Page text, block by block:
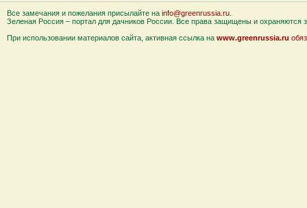
Все замечания и пожелания присылайте на info@greenrussia.ru
Зеленая Россия – портал для дачников России. Все права защищены и охраняются
При использовании материалов сайта, активная ссылка на www.greenrussia.ru